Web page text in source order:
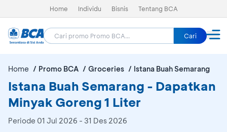
Home Individu Bisnis Tentang BCA
Cari
Home Promo BCA Groceries Istana Buah Semarang
Istana Buah Semarang - Dapatkan
Minyak Goreng 1 Liter
Periode 01 Jul 2026 - 31 Des 2026